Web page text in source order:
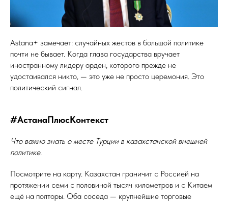
Astana+ замечает: случайных жестов в большой политике
почти не бывает. Когда глава государства вручает
иностранному лидеру орден, которого прежде не
удостаивался никто, — это уже не просто церемония. Это
политический сигнал.
#АстанаПлюсКонтекст
Что важно знать о месте Турции в казахстанской внешней
политике.
Посмотрите на карту. Казахстан граничит с Россией на
протяжении семи с половиной тысяч километров и с Китаем
ещё на полторы. Оба соседа — крупнейшие торговые